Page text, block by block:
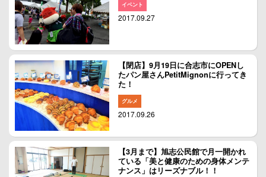
イベント
2017.09.27
【閉店】9月19日に合志市にOPENし
たパン屋さんPetitMignonに行ってき
た！
グルメ
2017.09.26
【3月まで】旭志公民館で月一開かれ
ている「美と健康のための身体メンテ
ナンス」はリーズナブル！！